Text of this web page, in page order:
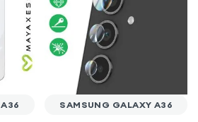
A37
SAMSUNG GALAXY A36